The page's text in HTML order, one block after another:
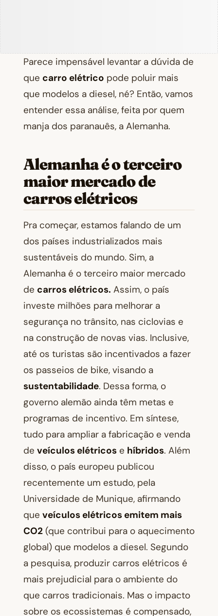
Parece impensável levantar a dúvida de
que carro elétrico pode poluir mais
que modelos a diesel, né? Então, vamos
entender essa análise, feita por quem
manja dos paranauês, a Alemanha.
Alemanha é o terceiro
maior mercado de
carros elétricos
Pra começar, estamos falando de um
dos países industrializados mais
sustentáveis do mundo. Sim, a
Alemanha é o terceiro maior mercado
de carros elétricos. Assim, o país
investe milhões para melhorar a
segurança no trânsito, nas ciclovias e
na construção de novas vias. Inclusive,
até os turistas são incentivados a fazer
os passeios de bike, visando a
sustentabilidade. Dessa forma, o
governo alemão ainda têm metas e
programas de incentivo. Em síntese,
tudo para ampliar a fabricação e venda
de veículos elétricos e híbridos. Além
disso, o país europeu publicou
recentemente um estudo, pela
Universidade de Munique, afirmando
que veículos elétricos emitem mais
CO2 (que contribui para o aquecimento
global) que modelos a diesel. Segundo
a pesquisa, produzir carros elétricos é
mais prejudicial para o ambiente do
que carros tradicionais. Mas o impacto
sobre os ecossistemas é compensado,